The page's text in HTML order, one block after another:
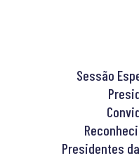
Sessão
Presidentes